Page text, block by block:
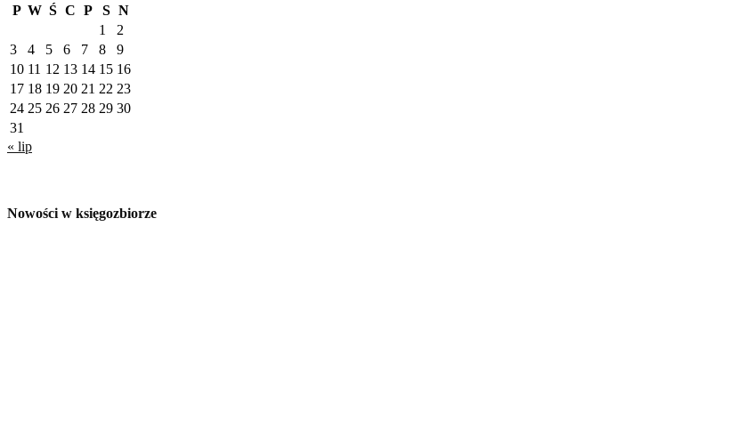
P W Ś C P S N
1
2
3
4 5 6 7 8
9
10 11 12 13 14 15 16
17 18 19 20 21 22 23
24 25 26 27 28 29 30
31
« lip
Nowości w księgozbiorze